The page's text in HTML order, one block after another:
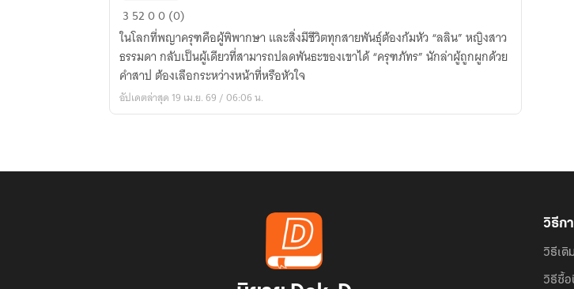
อัคนี
เหนือ
ดาว
3 5200 (0)
ในโลกที่พญาครุฑคือผู้พิพากษา และสิ่งมีชีวิตทุกสายพันธุ์ต้องก้มหัว “ลลิน” หญิงสาว
ธรรมดา กลับเป็นผู้เดียวที่สามารถปลดพันธะของเขาได้ “ครุฑภัทร” นักล่าผู้ถูกผูกด้วย
คำสาป ต้องเลือกระหว่างหน้าที่หรือหัวใจ
อัปเดตล่าสุด 19 เม.ย. 69 / 06:06 น.
วิธีก
วิธีเติ
วิธีซื้อ